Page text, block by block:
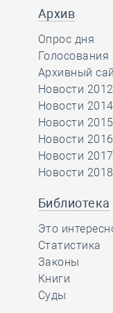
Архив
Опрос дня
Голосования
Архивный
Новости
Новости 2014
Новости 2015
Новости 2016
Новости 2017
Новости 2018
Библиотека
Это
Статистика
Законы
Книги
Суды